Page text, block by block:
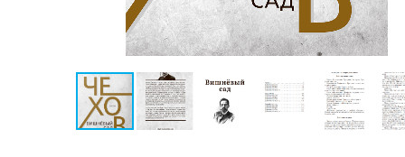
Конспирология
Политика
Религия